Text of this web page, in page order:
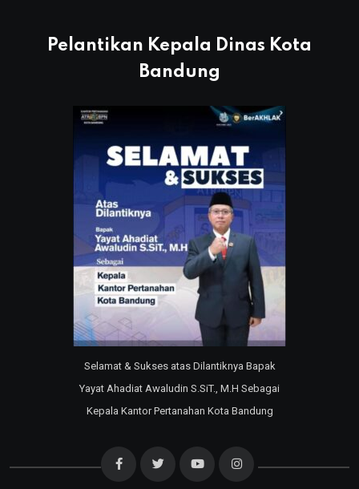
Pelantikan Kepala Dinas Kota
Bandung
Selamat & Sukses atas Dilantiknya Bapak
Yayat Ahadiat Awaludin S.SiT., M.H Sebagai
Kepala Kantor Pertanahan Kota Bandung